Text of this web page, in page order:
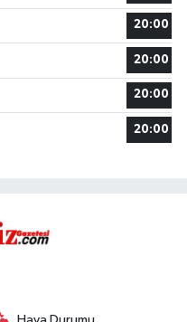
20:00
20:00
20:00
20:00